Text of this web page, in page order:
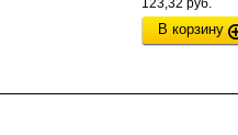
В корзину